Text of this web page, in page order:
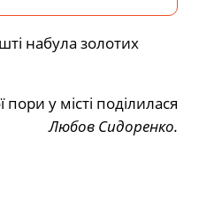
набула золотих
у місті поділилася
Любов Сидоренко.